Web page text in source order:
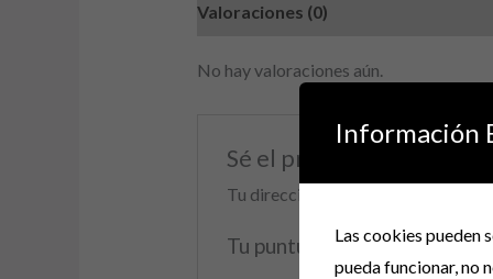
Valoraciones (0)
No hay valoraciones aún.
Sé el primero en valorar
Tu dirección de correo electrónico
Tu puntuación*
Información
Las cookies pueden
pueda funcionar, no